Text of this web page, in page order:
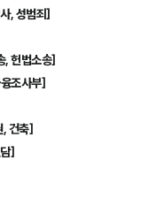
, 성범죄]
, 헌법소송]
조사부]
, 건축]
]